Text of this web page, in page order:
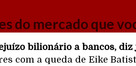
do mercado que
bilionário a bancos,
com a queda de Eike